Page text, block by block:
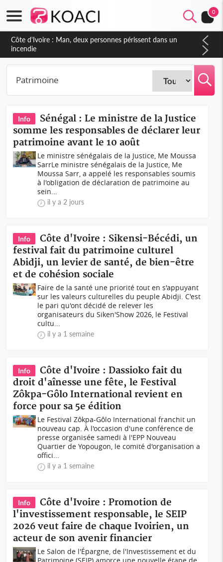
0
Côte d'Ivoire : Séileu, la célébration de la fête nationale
transformée en vaste campagne contre les produits
dépigmentants dangereux
Info
Sénégal : Le ministre de la Justice
somme les responsables de déclarer leur
patrimoine avant le 10 août
Le ministre sénégalais de la Justice, Me Moussa
SarrLe ministre sénégalais de la Justice, Me
Moussa Sarr, a appelé les responsables soumis
à l'obligation de déclaration de patrimoine au
sein...
il y a 2 jours
Info
Côte d'Ivoire : Sikensi-Bécédi, un
festival fait du patrimoine culturel
Abidji, un levier de santé, de bien-être
et de cohésion sociale
Faire de la santé une priorité tout en s'appuyant
sur les valeurs culturelles du peuple Abidji. C'est
le pari qu'ont décidé de relever les
organisateurs du Siken'Show 2026, le Festival
cultu...
il y a 1 semaine
Info
Côte d'Ivoire : Dassioko fait du
droit d'aînesse une fête, le Festival
Zôkpa-Gôlo International revient en
force pour sa 5e édition
Le Festival Zôkpa-Gôlo International franchit un
nouveau cap. À l'occasion d'une conférence de
presse organisée samedi à l'EPP Nouveau
Quartier de Yopougon, le comité d'organisation a
offici...
il y a 1 semaine
Info
Côte d'Ivoire : Promotion de
l'investissement responsable, le SEIP
2026 veut faire de chaque Ivoirien, un
acteur de son avenir financier
Le Salon de l'Épargne, de l'Investissement et du